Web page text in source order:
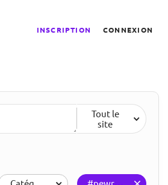
INSCRIPTION CONNEXION
Tout le
site